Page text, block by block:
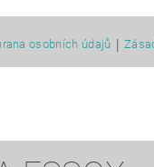
osobních údajů |